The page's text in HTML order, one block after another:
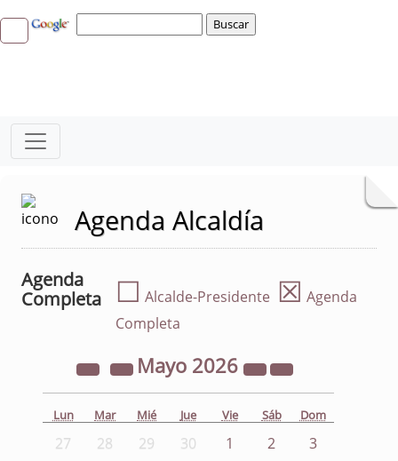
Agenda Alcaldía
Agenda
Completa
☐ Alcalde-Presidente ☒ Agenda
Completa
Mayo 2026
Lun Mar Mié Jue Vie Sáb Dom
27 28 29 30 1 2
3